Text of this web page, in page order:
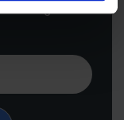
i drugim